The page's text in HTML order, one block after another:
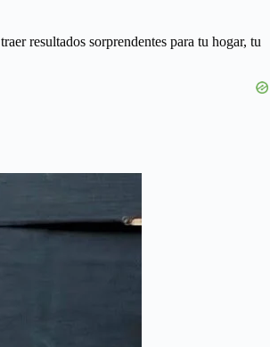
resultados sorprendentes para tu hogar, tu